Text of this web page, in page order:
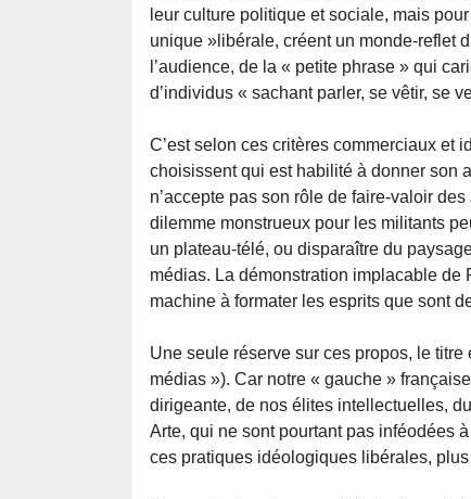
leur culture politique et sociale, mais
unique »libérale, créent un monde-reflet
l’audience, de la « petite phrase » qui
d’individus « sachant parler, se vêtir, se
C’est selon ces critères commerciaux et
choisissent qui est habilité à donner son
n’accepte pas son rôle de faire-valoir
dilemme monstrueux pour les militants
un plateau-télé, ou disparaître du
médias. La démonstration implacable de
machine à formater les esprits que sont
Une seule réserve sur ces propos, le
médias »). Car notre « gauche »
dirigeante, de nos élites intellectuelles,
Arte, qui ne sont pourtant pas inféodées
ces pratiques idéologiques libérales,